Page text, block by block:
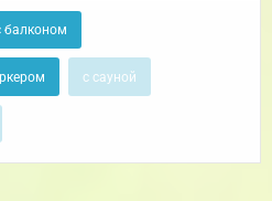
балконом
с сауной